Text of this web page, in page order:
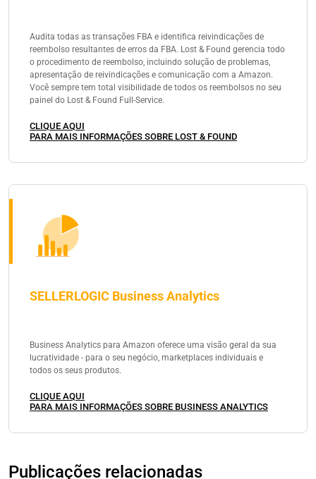
Audita todas as transações FBA e identifica reivindicações de
reembolso resultantes de erros da FBA. Lost & Found gerencia todo
o procedimento de reembolso, incluindo solução de problemas,
apresentação de reivindicações e comunicação com a Amazon.
Você sempre tem total visibilidade de todos os reembolsos no seu
painel do Lost & Found Full-Service.
CLIQUE AQUI
PARA MAIS INFORMAÇÕES SOBRE LOST & FOUND
SELLERLOGIC Business Analytics
Business Analytics para Amazon oferece uma visão geral da sua
lucratividade - para o seu negócio, marketplaces individuais e
todos os seus produtos.
CLIQUE AQUI
PARA MAIS INFORMAÇÕES SOBRE BUSINESS ANALYTICS
Publicações relacionadas